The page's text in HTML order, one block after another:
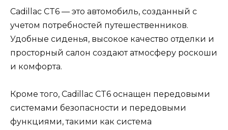
Cadillac CT6 — это автомобиль, созданный с
учетом потребностей путешественников.
Удобные сиденья, высокое качество отделки и
просторный салон создают атмосферу роскоши
и комфорта.
Кроме того, Cadillac CT6 оснащен передовыми
системами безопасности и передовыми
функциями, такими как система